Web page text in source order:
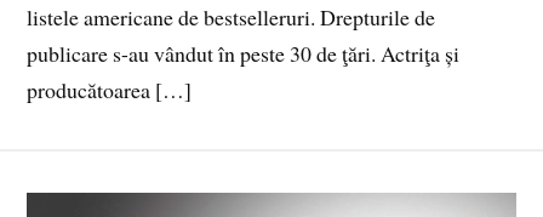
listele americane de bestselleruri. Drepturile de
publicare s-au vân­dut în peste 30 de ţări. Actriţa și
producătoarea […]